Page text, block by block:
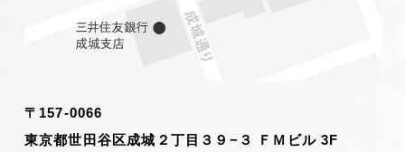
〒157-0066
東京都世田谷区成城２丁目３９−３ ＦＭビル 3F